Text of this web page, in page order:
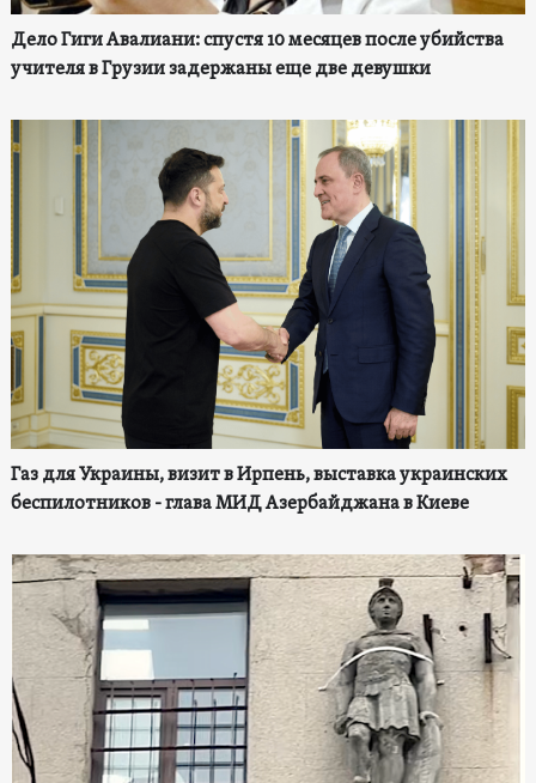
Дело Гиги Авалиани: спустя 10 месяцев после убийства
учителя в Грузии задержаны еще две девушки
Газ для Украины, визит в Ирпень, выставка украинских
беспилотников - глава МИД Азербайджана в Киеве